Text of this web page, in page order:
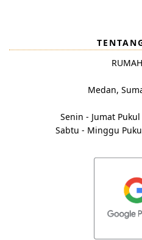
Medan,
Senin - Jumat
Sabtu - Minggu